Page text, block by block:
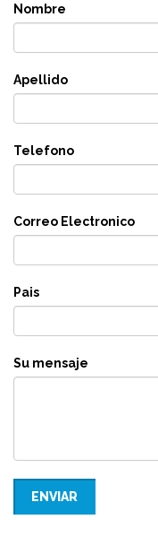
Nombre
Apellido
Telefono
Correo Electronico
Pais
Su mensaje
ENVIAR